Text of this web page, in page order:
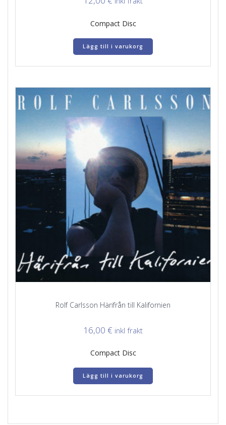
Compact Disc
Lägg till i varukorg
Rolf Carlsson Härifrån till Kalifornien
16,00 € inkl frakt
Compact Disc
Lägg till i varukorg